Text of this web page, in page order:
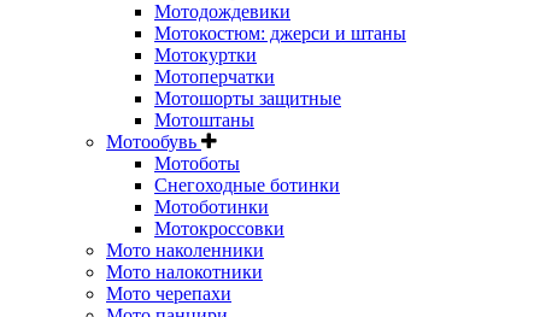
Мотодождевики
Мотокостюм: джерси и штаны
Мотокуртки
Мотоперчатки
Мотошорты защитные
Мотоштаны
Мотообувь
Мотоботы
Снегоходные ботинки
Мотоботинки
Мотокроссовки
Мото наколенники
Мото налокотники
Мото черепахи